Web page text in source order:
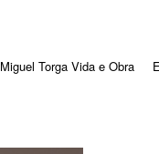
Miguel Torga Vida e Obra